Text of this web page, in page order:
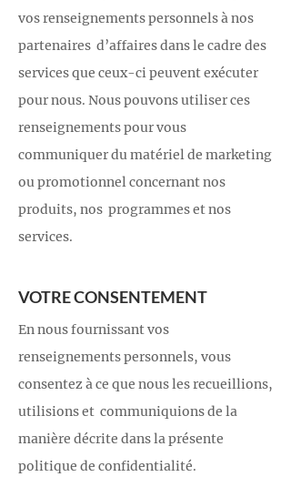
vos renseignements personnels à nos
partenaires d’affaires dans le cadre des
services que ceux-ci peuvent exécuter
pour nous. Nous pouvons utiliser ces
renseignements pour vous
communiquer du matériel de marketing
ou promotionnel concernant nos
produits, nos programmes et nos
services.
VOTRE CONSENTEMENT
En nous fournissant vos
renseignements personnels, vous
consentez à ce que nous les recueillions,
utilisions et communiquions de la
manière décrite dans la présente
politique de confidentialité.